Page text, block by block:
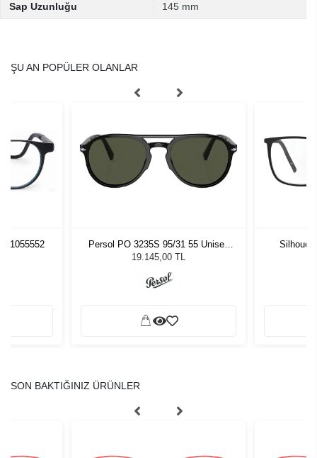
Sap Uzunluğu 145 mm
ŞU AN POPÜLER OLANLAR
1055552
Persol PO 3235S 95/31 55 Unisex
Güneş Gözlüğü
19.145,00 TL
SON BAKTIĞINIZ ÜRÜNLER